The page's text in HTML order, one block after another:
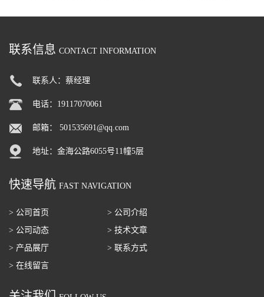
联系信息 CONTACT INFORMATION
联系人：蔡经理
电话：19117070061
邮箱： 501535691@qq.com
地址：金海公路6055号11幢5层
快速导航 FAST NAVIGATION
> 公司首页
> 公司介绍
> 公司动态
> 技术文章
> 产品展厅
> 联系方式
> 在线留言